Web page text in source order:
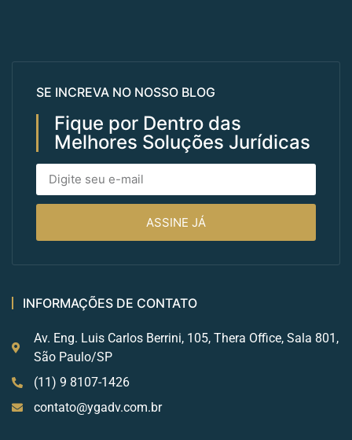
SE INCREVA NO NOSSO BLOG
Fique por Dentro das
Melhores Soluções Jurídicas
ASSINE JÁ
INFORMAÇÕES DE CONTATO
Av. Eng. Luis Carlos Berrini, 105, Thera Office, Sala 801,
São Paulo/SP
(11) 9 8107-1426
contato@ygadv.com.br